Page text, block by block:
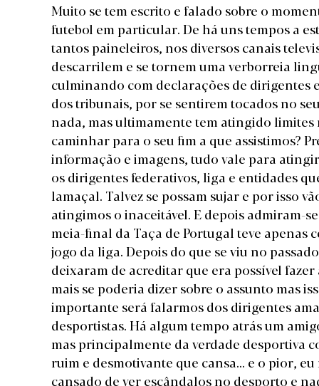
Muito se tem escrito e falado sobre o
futebol em particular. De há uns tempos a
tantos paineleiros, nos diversos canais
descarrilem e se tornem uma verborreia
culminando com declarações de dirigentes
dos tribunais, por se sentirem tocados no
nada, mas ultimamente tem atingido
caminhar para o seu fim a que assistimos?
informação e imagens, tudo vale para
os dirigentes federativos, liga e entidades
lamaçal. Talvez se possam sujar e por isso
atingimos o inaceitável. E depois admiram-
meia-final da Taça de Portugal teve apenas
jogo da liga. Depois do que se viu no
deixaram de acreditar que era possível
mais se poderia dizer sobre o assunto mas
importante será falarmos dos dirigentes
desportistas. Há algum tempo atrás um
mas principalmente da verdade desportiva
ruim e desmotivante que cansa... e o pior,
cansado de ver escândalos no desporto e